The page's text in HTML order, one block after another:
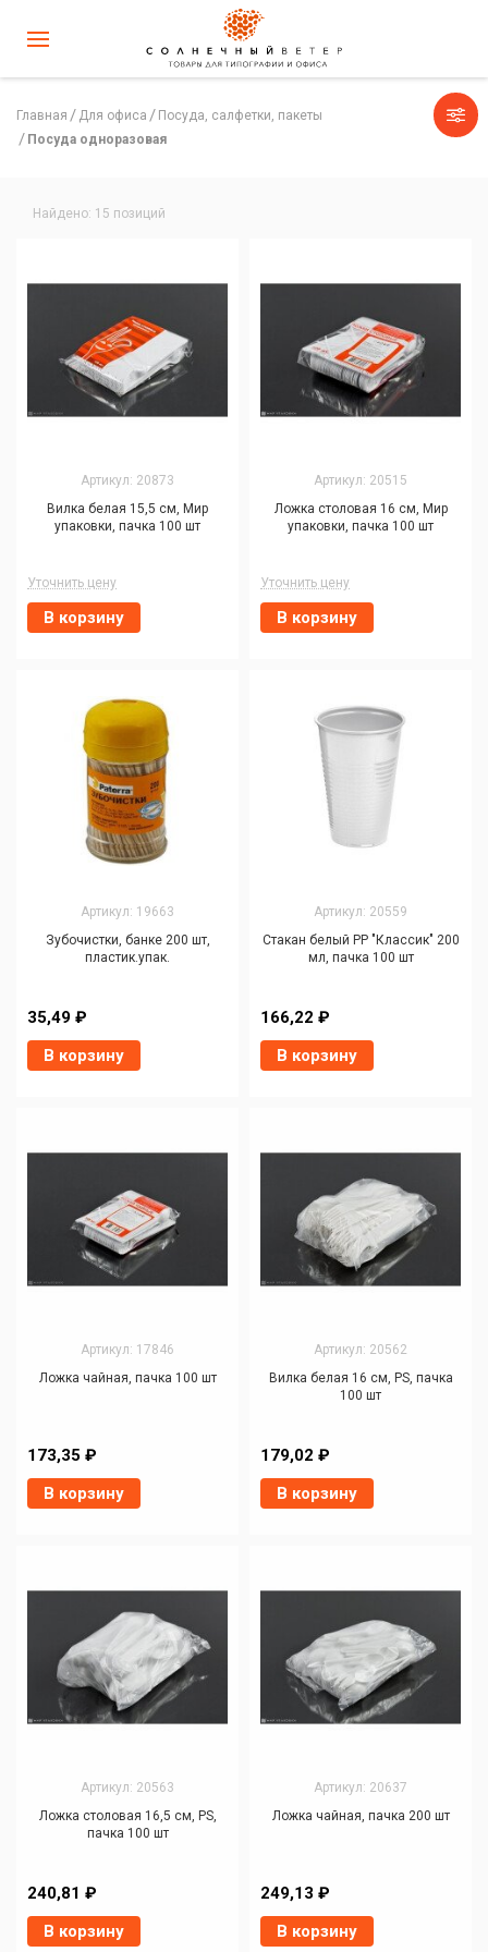
Главная Для офиса
Посуда, салфетки, пакеты
Посуда одноразовая
Найдено: 15 позиций
Артикул: 20873
Вилка белая 15,5 см, Мир
упаковки, пачка 100 шт
Уточнить цену
В корзину
Артикул: 20515
Ложка столовая 16 см, Мир
упаковки, пачка 100 шт
Уточнить цену
В корзину
Артикул: 19663
Зубочистки, банке 200 шт,
пластик.упак.
35,49 ₽
В корзину
Артикул: 20559
Стакан белый PP "Классик" 200
мл, пачка 100 шт
166,22 ₽
В корзину
Артикул: 17846
Ложка чайная, пачка 100 шт
173,35 ₽
В корзину
Артикул: 20562
Вилка белая 16 см, PS, пачка
100 шт
179,02 ₽
В корзину
Артикул: 20563
Ложка столовая 16,5 см, PS,
пачка 100 шт
240,81 ₽
В корзину
Артикул: 20637
Ложка чайная, пачка 200 шт
249,13 ₽
В корзину